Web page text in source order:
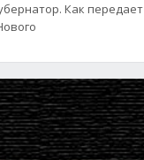
Как передает